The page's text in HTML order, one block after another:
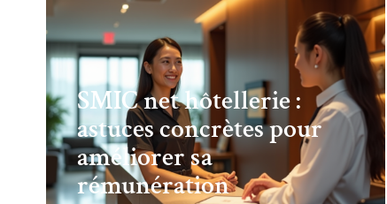
SMIC net hôtellerie :
astuces concrètes pour
améliorer sa
rémunération